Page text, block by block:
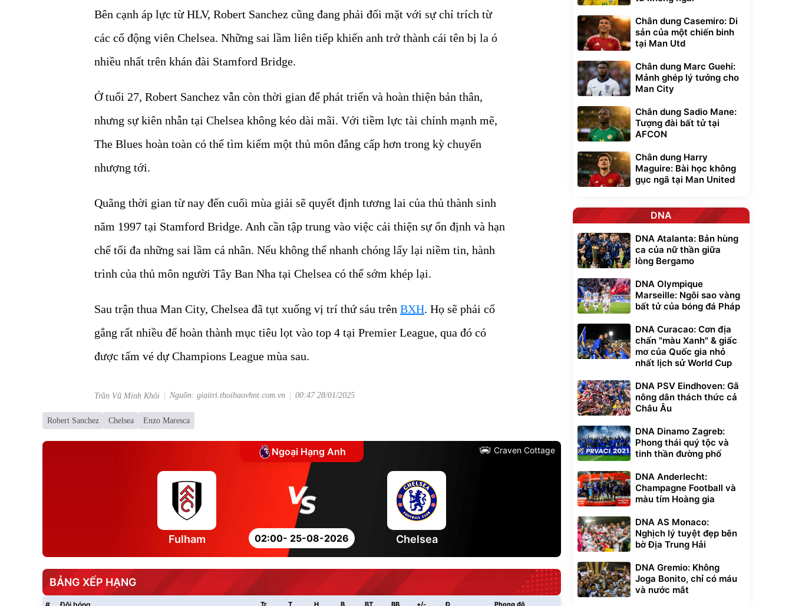
Bên cạnh áp lực từ HLV, Robert Sanchez cũng đang phải đối mặt với sự chỉ trích từ
các cổ động viên Chelsea. Những sai lầm liên tiếp khiến anh trở thành cái tên bị la ó
nhiều nhất trên khán đài Stamford Bridge.
Ở tuổi 27, Robert Sanchez vẫn còn thời gian để phát triển và hoàn thiện bản thân,
nhưng sự kiên nhẫn tại Chelsea không kéo dài mãi. Với tiềm lực tài chính mạnh mẽ,
The Blues hoàn toàn có thể tìm kiếm một thủ môn đẳng cấp hơn trong kỳ chuyển
nhượng tới.
Quãng thời gian từ nay đến cuối mùa giải sẽ quyết định tương lai của thủ thành sinh
năm 1997 tại Stamford Bridge. Anh cần tập trung vào việc cải thiện sự ổn định và hạn
chế tối đa những sai lầm cá nhân. Nếu không thể nhanh chóng lấy lại niềm tin, hành
trình của thủ môn người Tây Ban Nha tại Chelsea có thể sớm khép lại.
Sau trận thua Man City, Chelsea đã tụt xuống vị trí thứ sáu trên BXH. Họ sẽ phải cố
gắng rất nhiều để hoàn thành mục tiêu lọt vào top 4 tại Premier League, qua đó có
được tấm vé dự Champions League mùa sau.
Trần Vũ Minh Khôi Nguồn: giaitri.thoibaovhnt.com.vn 00:47 28/01/2025
Robert Sanchez Chelsea Enzo Maresca
Ngoại Hạng Anh Craven Cottage
02:00- 25-08-2026
Fulham Chelsea
BẢNG XẾP HẠNG
Tr T H B BT BB +/- Đ Phong độ
Chân dung Casemiro: Di
sản của một chiến binh
tại Man Utd
Chân dung Marc Guehi:
Mảnh ghép lý tưởng cho
Man City
Chân dung Sadio Mane:
Tượng đài bất tử tại
AFCON
Chân dung Harry
Maguire: Bài học không
gục ngã tại Man United
DNA
DNA Atalanta: Bản hùng
ca của nữ thần giữa
lòng Bergamo
DNA Olympique
Marseille: Ngôi sao vàng
bất tử của bóng đá Pháp
DNA Curacao: Cơn địa
chấn "màu Xanh" & giấc
mơ của Quốc gia nhỏ
nhất lịch sử World Cup
DNA PSV Eindhoven: Gã
nông dân thách thức cả
Châu Âu
DNA Dinamo Zagreb:
Phong thái quý tộc và
tinh thần đường phố
DNA Anderlecht:
Champagne Football và
màu tím Hoàng gia
DNA AS Monaco:
Nghịch lý tuyệt đẹp bên
bờ Địa Trung Hải
DNA Gremio: Không
Joga Bonito, chỉ có máu
và nước mắt